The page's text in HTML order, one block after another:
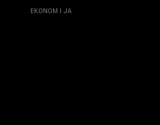
EKONOM I JA